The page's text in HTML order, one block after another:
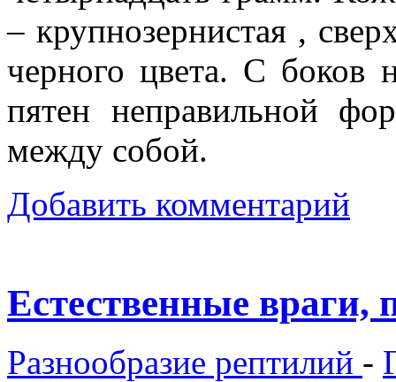
– крупнозернистая ,
черного цвета. С боков
пятен неправильной
между собой.
Добавить комментарий
Естественные враги,
Разнообразие рептилий -